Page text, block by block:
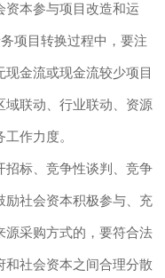
资本参与项目改造和运
项目转换过程中，要注
金流或现金流较少项目
域联动、行业联动、资源
作力度。
标、竞争性谈判、竞争
励社会资本积极参与、充
源采购方式的，要符合法
和社会资本之间合理分散